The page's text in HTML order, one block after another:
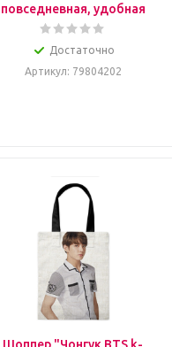
повседневная, удобная
Достаточно
Артикул: 79804202